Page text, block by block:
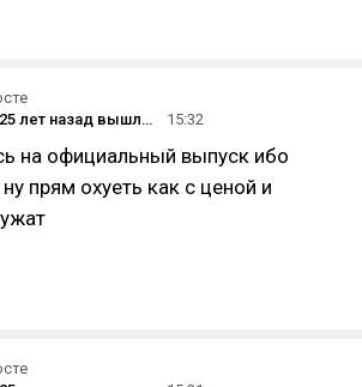
Вчера ровно 25 лет назад вышла первая глава (Death & Strawberry) манги Bleach в составе Weekly Shōnen Jump 36-37 (2001 год)
15:32
на официальный выпуск ибо
прям охуеть как с ценой и